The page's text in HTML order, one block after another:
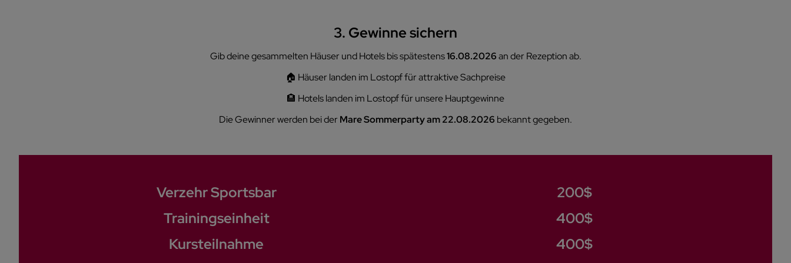
3. Gewinne sichern
Gib deine gesammelten Häuser und Hotels bis spätestens16.08.2026an der Rezeption ab.
🏠 Häuser landen im Lostopf für attraktive Sachpreise
🏨 Hotels landen im Lostopf für unsere Hauptgewinne
Die Gewinner werden bei derMare Sommerparty am 22.08.2026 bekannt gegeben.
Verzehr Sportsbar
Trainingseinheit
Kursteilnahme
200$
400$
400$